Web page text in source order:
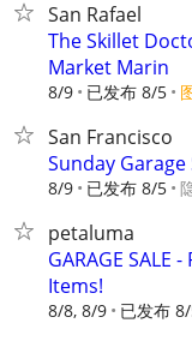
San Rafael
The Skillet
Market Marin
8/9 已发布 8/5
San Francisco
Sunday
8/9 已发布 8/5
petaluma
GARAGE SALE
Items!
8/8, 8/9 已发布